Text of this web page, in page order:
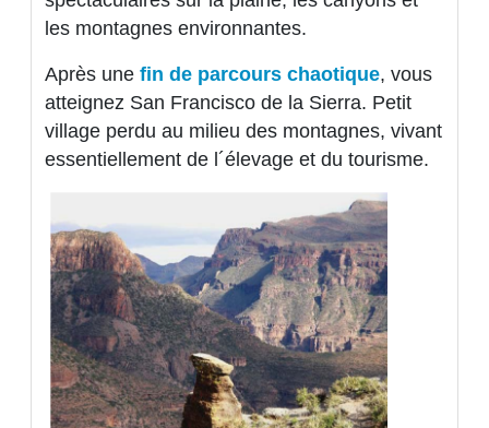
les montagnes environnantes.
Après une fin de parcours chaotique, vous
atteignez San Francisco de la Sierra. Petit
village perdu au milieu des montagnes, vivant
essentiellement de l´élevage et du tourisme.